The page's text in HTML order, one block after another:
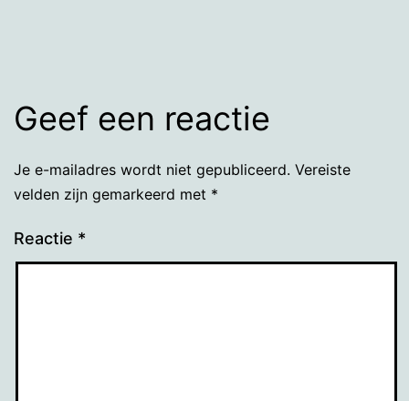
Geef een reactie
Je e-mailadres wordt niet gepubliceerd. Vereiste
velden zijn gemarkeerd met *
Reactie *